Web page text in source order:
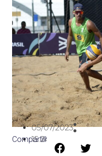
05/07/2023
15:24
Compartilhe: